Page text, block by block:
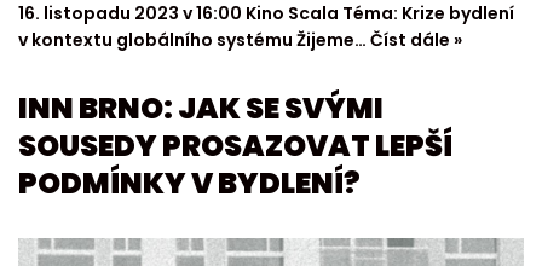
16. listopadu 2023 v 16:00 Kino Scala Téma: Krize bydlení
v kontextu globálního systému Žijeme… Číst dále »
INN BRNO: JAK SE SVÝMI
SOUSEDY PROSAZOVAT LEPŠÍ
PODMÍNKY V BYDLENÍ?